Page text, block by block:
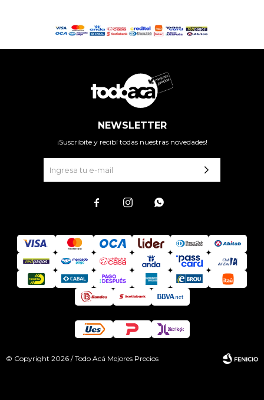
NEWSLETTER
¡Suscribite y recibí todas nuestras novedades!
  
© Copyright 2026 / Todo Acá Mejores Precios